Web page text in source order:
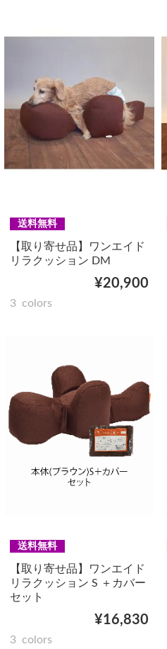
送料無料
【取り寄せ品】ワンエイド
リラクッション DM
¥20,900
3 colors
送料無料
【取り寄せ品】ワンエイド
リラクッション S ＋カバー
セット
¥16,830
3 colors